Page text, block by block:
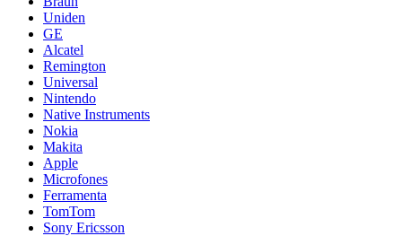
Uniden
GE
Alcatel
Remington
Universal
Nintendo
Native Instruments
Nokia
Makita
Apple
Microfones
Ferramenta
TomTom
Sony Ericsson